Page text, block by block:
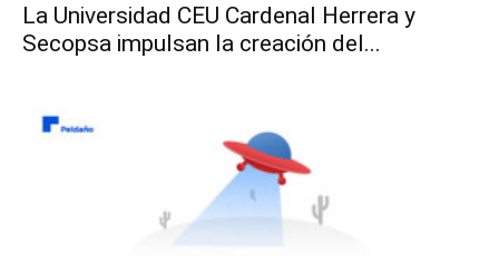
La Universidad CEU Cardenal Herrera y
Secopsa impulsan la creación del...